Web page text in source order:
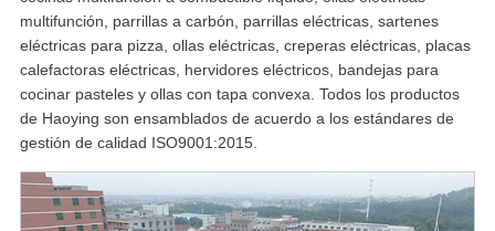
multifunción, parrillas a carbón, parrillas eléctricas, sartenes
eléctricas para pizza, ollas eléctricas, creperas eléctricas, placas
calefactoras eléctricas, hervidores eléctricos, bandejas para
cocinar pasteles y ollas con tapa convexa. Todos los productos
de Haoying son ensamblados de acuerdo a los estándares de
gestión de calidad ISO9001:2015.